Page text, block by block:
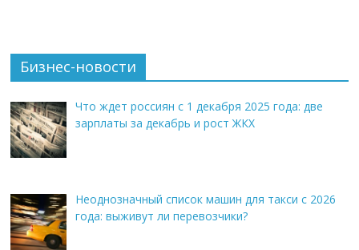
Бизнес-новости
Что ждет россиян с 1 декабря 2025 года: две
зарплаты за декабрь и рост ЖКХ
Неоднозначный список машин для такси с 2026
года: выживут ли перевозчики?